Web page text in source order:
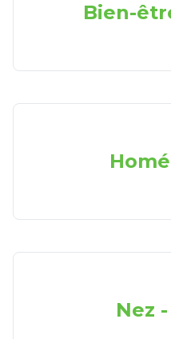
Bien-
Nez